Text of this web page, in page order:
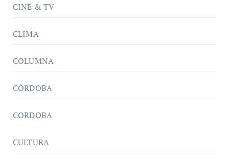
CINE & TV
CLIMA
COLUMNA
CÓRDOBA
CORDOBA
CULTURA